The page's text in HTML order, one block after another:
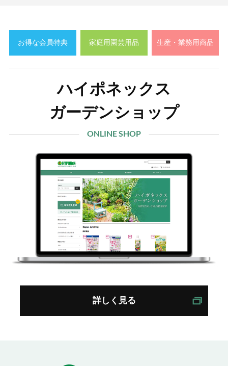
お得な会員特典 家庭用園芸用品 生産・業務用商品
ハイポネックス
ガーデンショップ
ONLINE SHOP
詳しく見る